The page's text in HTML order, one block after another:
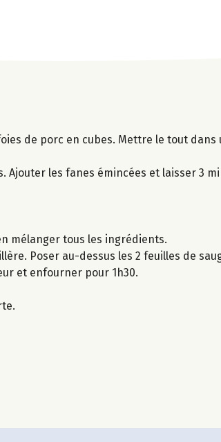
de porc en cubes. Mettre le tout dans
Ajouter les fanes émincées et laisser 3
mélanger tous les ingrédients.
Poser au-dessus les 2 feuilles de
et enfourner pour 1h30.